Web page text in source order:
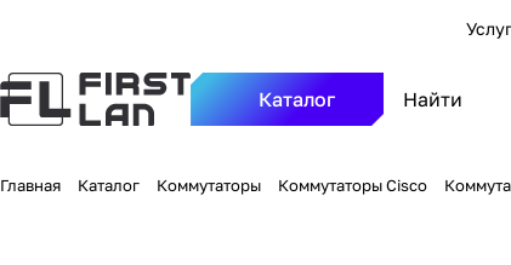
Каталог
Главная Каталог Коммутаторы Коммутаторы Cisco